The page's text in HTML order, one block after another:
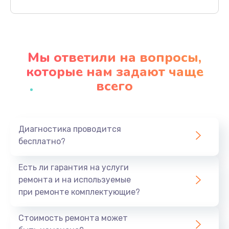
Заказать
Профилактическая чистка
Заказать
1440 руб.
Мы ответили на вопросы,
которые нам задают чаще
всего
Диагностика проводится
бесплатно?
Есть ли гарантия на услуги
ремонта и на используемые
при ремонте комплектующие?
Стоимость ремонта может